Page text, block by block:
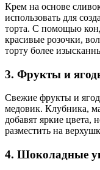
Крем на основе
использовать для
торта. С помощью
красивые розочки,
торту более
3. Фрукты и
Свежие фрукты и
медовик. Клубника,
добавят яркие цвета,
разместить на
4. Шоколадные